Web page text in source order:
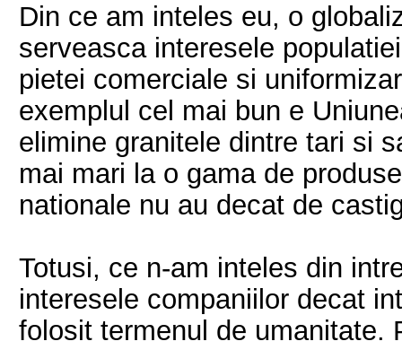
Din ce am inteles eu, o
serveasca interesele
pietei comerciale si
exemplul cel mai bun e
elimine granitele dintre tari si
mai mari la o gama de
nationale nu au decat de
Totusi, ce n-am inteles din
interesele companiilor decat
folosit termenul de umanitate.